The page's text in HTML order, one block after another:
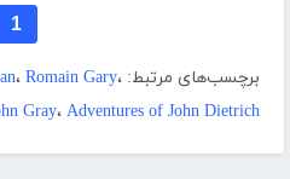
1
برچسب‌های مرتبط: ، Romain Gary،
Gray، Adventures of John Dietrich